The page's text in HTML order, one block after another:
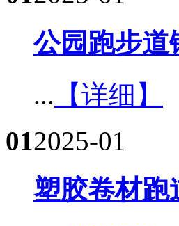
公园跑步道
... 【详细】
012025-01
塑胶卷材跑